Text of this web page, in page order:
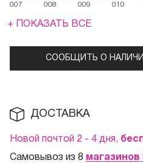
007 008 009 010
+ ПОКАЗАТЬ ВСЕ
СООБЩИТЬ О
ДОСТАВКА
Новой почтой 2 - 4 дня,
Самовывоз из 8 магазинов